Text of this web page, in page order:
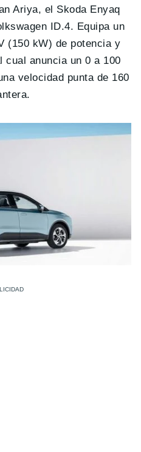
Ariya, el Skoda Enyaq
ID.4. Equipa un
(150 kW) de potencia y
cual anuncia un 0 a 100
velocidad punta de 160